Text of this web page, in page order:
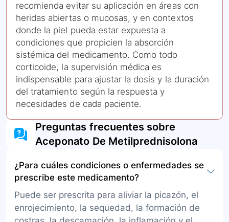
recomienda evitar su aplicación en áreas con
heridas abiertas o mucosas, y en contextos
donde la piel pueda estar expuesta a
condiciones que propicien la absorción
sistémica del medicamento. Como todo
corticoide, la supervisión médica es
indispensable para ajustar la dosis y la duración
del tratamiento según la respuesta y
necesidades de cada paciente.
Preguntas frecuentes sobre
Aceponato De Metilprednisolona
¿Para cuáles condiciones o enfermedades se
prescribe este medicamento?
Puede ser prescrita para aliviar la picazón, el
enrojecimiento, la sequedad, la formación de